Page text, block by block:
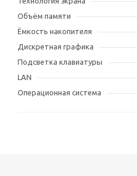
Объём памяти
Ёмкость накопителя
Дискретная графика
Подсветка клавиатуры
LAN
Операционная система